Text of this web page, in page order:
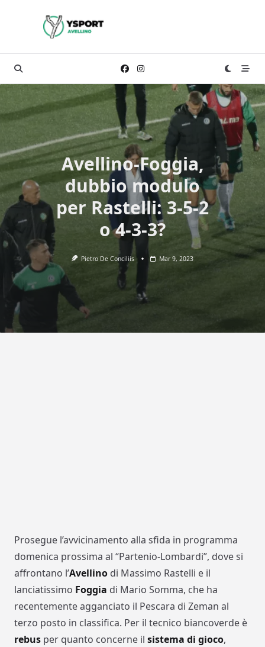
Avellino-Foggia,
dubbio modulo
per Rastelli: 3-5-2
o 4-3-3?
Pietro De Conciliis Mar 9, 2023
Prosegue l’avvicinamento alla sfida in programma
domenica prossima al “Partenio-Lombardi”, dove si
affrontano l’Avellino di Massimo Rastelli e il
lanciatissimo Foggia di Mario Somma, che ha
recentemente agganciato il Pescara di Zeman al
terzo posto in classifica. Per il tecnico biancoverde è
rebus per quanto concerne il sistema di gioco,